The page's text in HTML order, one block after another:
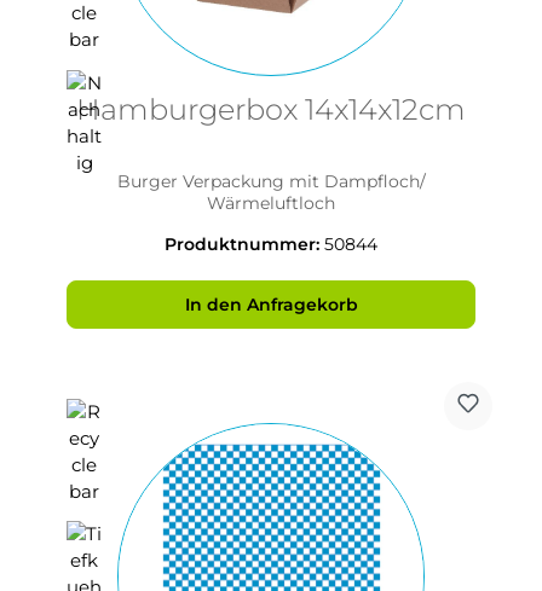
Hamburgerbox 14x14x12cm
Burger Verpackung mit Dampfloch/
Wärmeluftloch
Produktnummer: 50844
In den Anfragekorb